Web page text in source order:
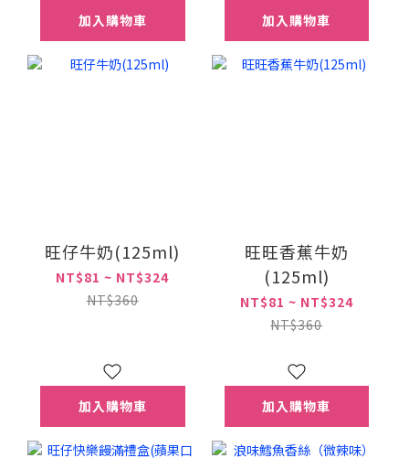
加入購物車 加入購物車
旺仔牛奶(125ml)
NT$81 ~ NT$324
NT$360
加入購物車
旺旺香蕉牛奶
(125ml)
NT$81 ~ NT$324
NT$360
加入購物車